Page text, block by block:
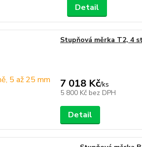
Detail
Stupňová měrka T2, 4
7 018 Kč/ks
5 800 Kč bez DPH
Detail